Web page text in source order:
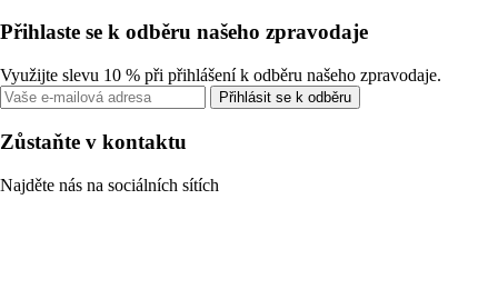
Přihlaste se k odběru našeho zpravodaje
Využijte slevu 10 % při přihlášení k odběru našeho zpravodaje.
Přihlásit se k odběru
Zůstaňte v kontaktu
Najděte nás na sociálních sítích